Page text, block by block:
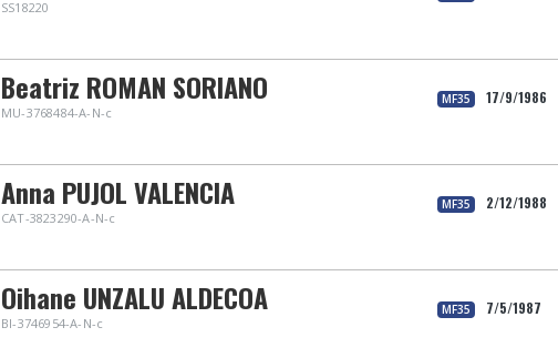
SS18220
Beatriz ROMAN SORIANO
MU-3768484-A-N-c
MF35 17/9/1986
Anna PUJOL VALENCIA
CAT-3823290-A-N-c
MF35 2/12/1988
Oihane UNZALU ALDECOA
BI-3746954-A-N-c
MF35 7/5/1987